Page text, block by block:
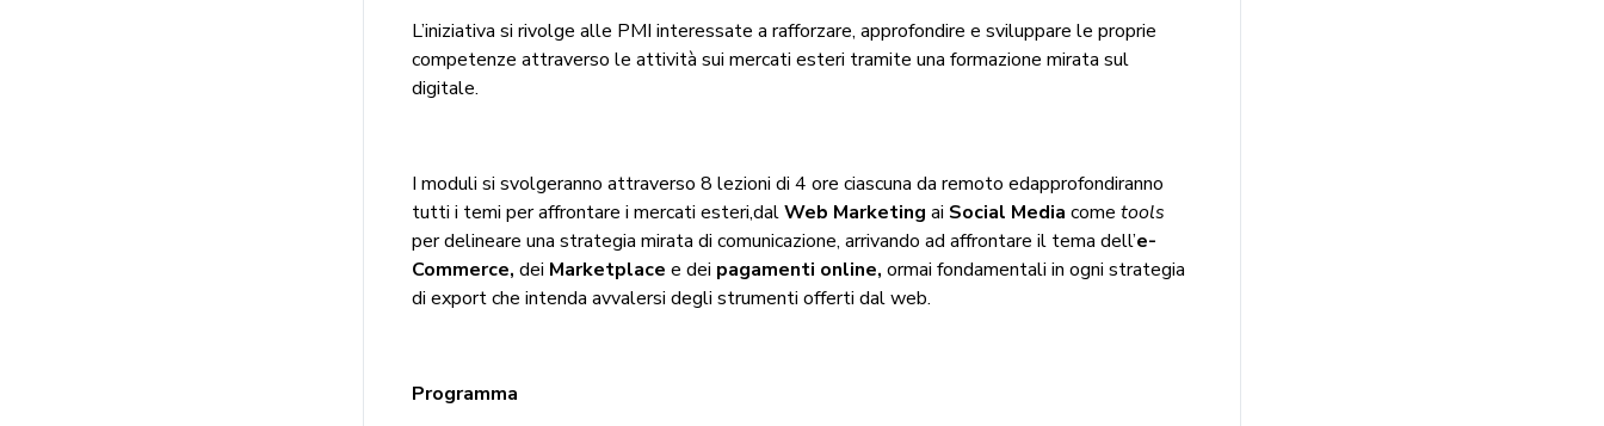
L’iniziativa si rivolge alle PMI interessate a rafforzare, approfondire e sviluppare le proprie
competenze attraverso le attività sui mercati esteri tramite una formazione mirata sul
digitale.
I moduli si svolgeranno attraverso 8 lezioni di 4 ore ciascuna da remoto edapprofondiranno
tutti i temi per affrontare i mercati esteri,dalWeb Marketing ai Social Media come tools
per delineare una strategia mirata di comunicazione, arrivando ad affrontare il tema dell’e-
Commerce, dei Marketplace e dei pagamenti online, ormai fondamentali in ogni strategia
di export che intenda avvalersi degli strumenti offerti dal web.
Programma